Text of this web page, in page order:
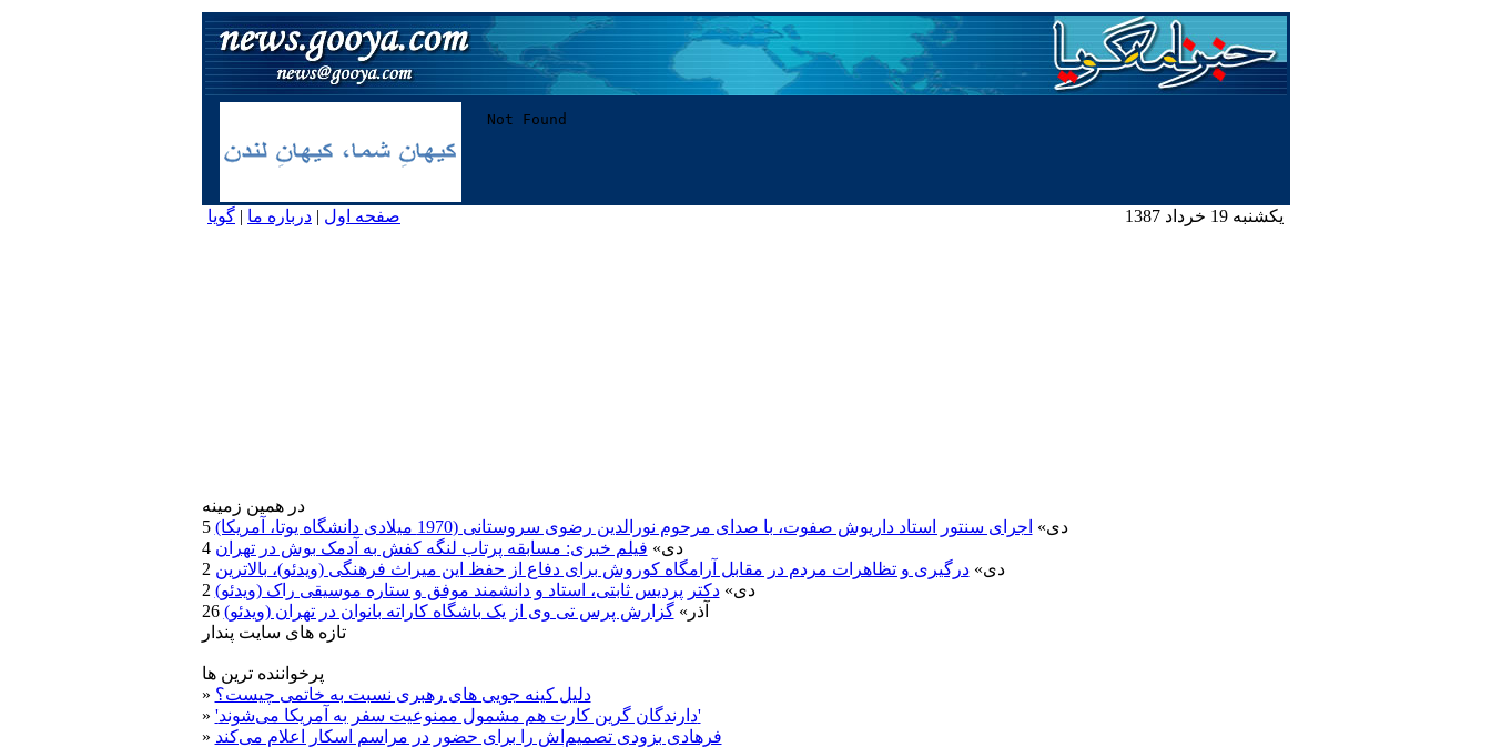
یکشنبه 19 خرداد 1387 صفحه اول | درباره ما | گویا
در همين زمينه
5 دی» اجرای سنتور استاد داريوش صفوت، با صدای مرحوم نورالدین رضوی سروستانی (1970 میلادی دانشگاه یوتا، آمریکا)
4 دی» فیلم خبری: مسابقه پرتاب لنگه کفش به آدمک بوش در تهران
2 دی»درگیری و تظاهرات مردم در مقابل آرامگاه کوروش برای دفاع از حفظ این میراث فرهنگی (ویدئو)، بالاترین
2 دی»دکتر پردیس ثابتی، استاد و دانشمند موفق و ستاره موسیقی راک (ویدئو)
26 آذر»گزارش پرس تی وی از یک باشگاه کاراته بانوان در تهران (ویدئو)
تازه های سايت پندار
پرخواننده ترین ها
» دلیل کینه جویی های رهبری نسبت به خاتمی چیست؟
»
'دارندگان گرین کارت هم مشمول ممنوعیت سفر به آمریکا می‌شوند'
» فرهادی بزودی تصمیم‌اش را برای حضور در مراسم اسکار اعلام می‌کند